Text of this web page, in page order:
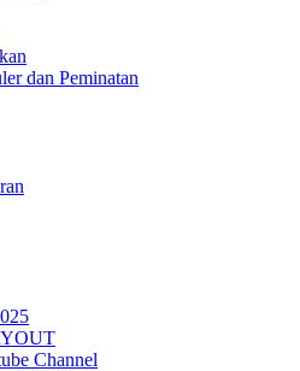
dan Peminatan
Channel